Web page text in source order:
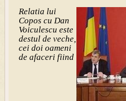
Relatia lui
Copos cu Dan
Voiculescu este
destul de veche,
cei doi oameni
de afaceri fiind